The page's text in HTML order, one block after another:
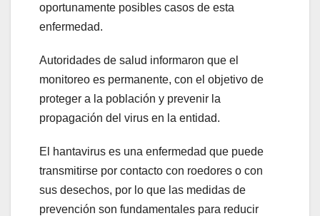
oportunamente posibles casos de esta
enfermedad.
Autoridades de salud informaron que el
monitoreo es permanente, con el objetivo de
proteger a la población y prevenir la
propagación del virus en la entidad.
El hantavirus es una enfermedad que puede
transmitirse por contacto con roedores o con
sus desechos, por lo que las medidas de
prevención son fundamentales para reducir